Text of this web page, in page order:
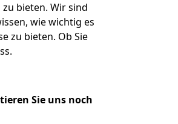
zu bieten. Wir sind
wie wichtig es
zu bieten. Ob Sie
Sie uns noch